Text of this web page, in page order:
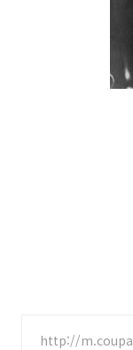
http://